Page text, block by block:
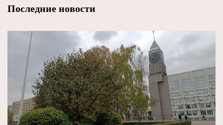
Последние новости